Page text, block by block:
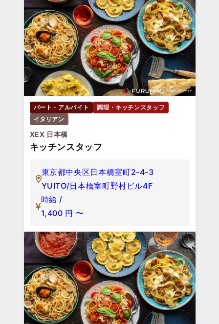
パート・アルバイト
調理・キッチンスタッフ
イタリアン
XEX 日本橋
キッチンスタッフ
東京都中央区日本橋室町2-4-3
YUITO/日本橋室町野村ビル4F
時給 /
1,400 円 〜